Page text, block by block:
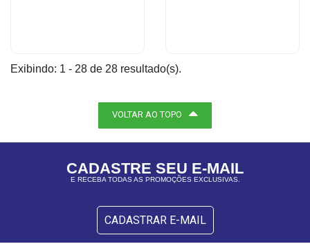
Exibindo: 1 - 28 de 28 resultado(s).
VOLTAR AO TOPO
CADASTRE SEU E-MAIL
E RECEBA TODAS AS PROMOÇÕES EXCLUSIVAS.
CADASTRAR E-MAIL